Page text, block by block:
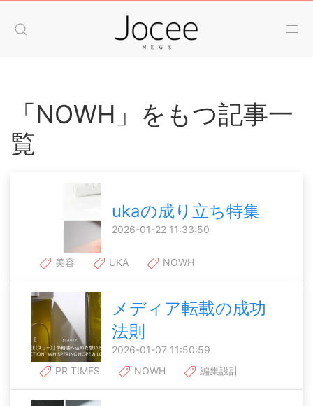
「NOWH」をもつ記事一
覧
ukaの成り立ち特集
2026-01-22 11:33:50
美容 UKA NOWH
メディア転載の成功
法則
2026-01-07 11:50:59
PR TIMES
NOWH 編集設計